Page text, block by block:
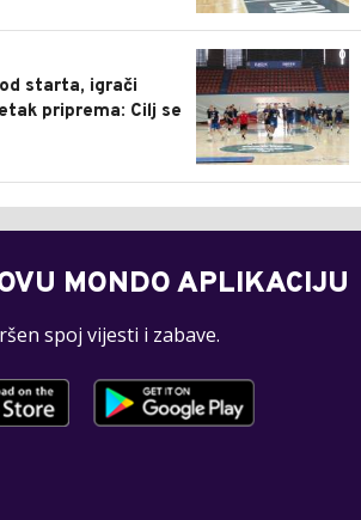
0
starta, igrači
priprema: Cilj se
MONDO APLIKACIJU
spoj vijesti i zabave.